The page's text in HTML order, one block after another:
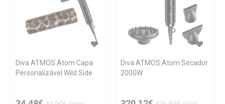
Diva ATMOS Atom Capa
Personalizável Wild Side
Diva ATMOS Atom Secador
2000W